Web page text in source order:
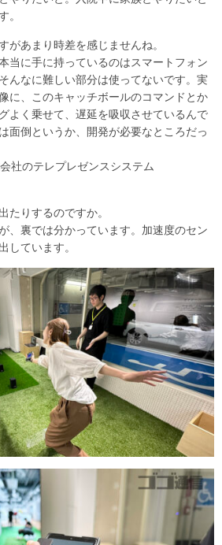
。
あまり時差を感じませんね。
当に手に持っているのはスマートフォン
んなに難しい部分は使ってないです。実
に、このキャッチボールのコマンドとか
よく乗せて、遅延を吸収させているんで
面倒というか、開発が必要なところだっ
社のテレプレゼンスシステム
りするのですか。
、裏では分かっています。加速度のセン
しています。